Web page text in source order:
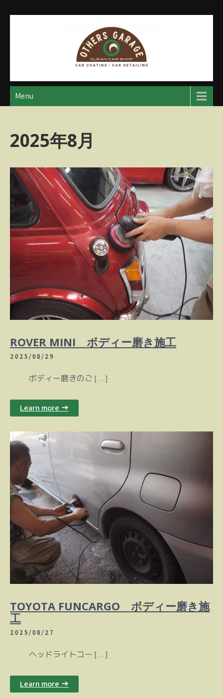
アザースガレージ
【神奈川・厚木・愛川】カーメンテナンス
Menu
2025年8月
ROVER MINI ボディー磨き施工
2025/08/29
ボディー磨きのご […]
Learn more →
TOYOTA FUNCARGO ボディー磨き施
工
2025/08/27
ヘッドライトコー […]
Learn more →